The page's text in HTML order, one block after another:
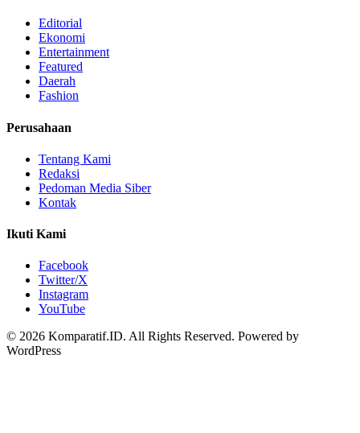
Editorial
Ekonomi
Entertainment
Featured
Daerah
Fashion
Perusahaan
Tentang Kami
Redaksi
Pedoman Media Siber
Kontak
Ikuti Kami
Facebook
Twitter/X
Instagram
YouTube
© 2026 Komparatif.ID. All Rights Reserved. Powered by
WordPress